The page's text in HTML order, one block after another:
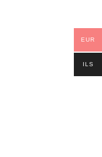
EUR
ILS